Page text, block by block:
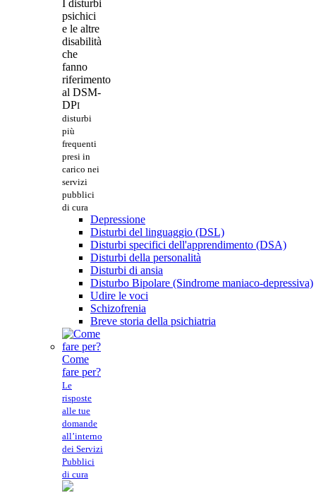
I disturbi
psichici
e le altre
disabilità
che
fanno
riferimento
al DSM-
DPI
disturbi
più
frequenti
presi in
carico nei
servizi
pubblici
di cura
Depressione
Disturbi del linguaggio (DSL)
Disturbi specifici dell'apprendimento (DSA)
Disturbi della personalità
Disturbi di ansia
Disturbo Bipolare (Sindrome maniaco-depressiva)
Udire le voci
Schizofrenia
Breve storia della psichiatria
Come
fare per?
Le
risposte
alle tue
domande
all’interno
dei Servizi
Pubblici
di cura